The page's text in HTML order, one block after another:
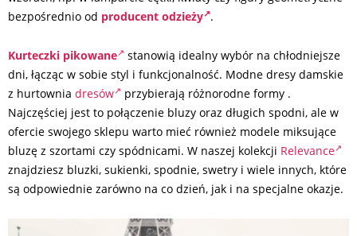
bezpośrednio od producent odzieży .
Kurteczki pikowane
stanowią idealny wybór na chłodniejsze
dni, łącząc w sobie styl i funkcjonalność. Modne dresy damskie
z hurtownia dresów
przybierają różnorodne formy .
Najczęściej jest to połączenie bluzy oraz długich spodni, ale w
ofercie swojego sklepu warto mieć również modele miksujące
bluzę z szortami czy spódnicami. W naszej kolekcji Relevance
znajdziesz bluzki, sukienki, spodnie, swetry i wiele innych, które
są odpowiednie zarówno na co dzień, jak i na specjalne okazje.